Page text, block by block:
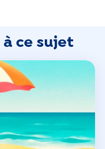
ce sujet